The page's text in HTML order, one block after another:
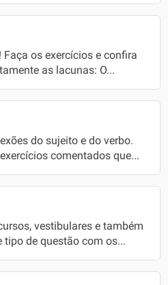
os exercícios e confira
as lacunas: O...
do sujeito e do verbo.
comentados que...
vestibulares e também
tipo de questão com os...